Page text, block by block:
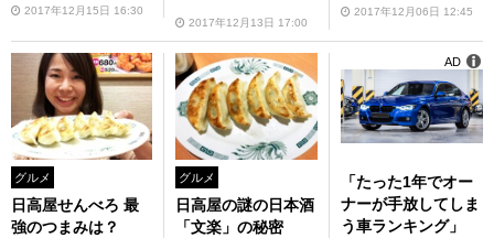
2017年12月15日 16:30
2017年12月13日 17:00
2017年12月06日 12:45
グルメ
日高屋せんべろ 最
強のつまみは？
グルメ
日高屋の謎の日本酒
「文楽」の秘密
「たった1年でオー
ナーが手放してしま
う車ランキング」
AD